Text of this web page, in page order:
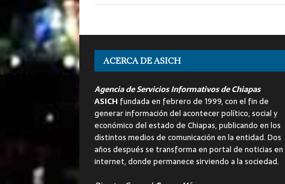
ACERCA DE ASICH
Agencia de Servicios Informativos de Chiapas
ASICH fundada en febrero de 1999, con el fin de
generar información del acontecer político, social y
económico del estado de Chiapas, publicando en los
distintos medios de comunicación en la entidad. Dos
años después se transforma en portal de noticias en
internet, donde permanece sirviendo a la sociedad.